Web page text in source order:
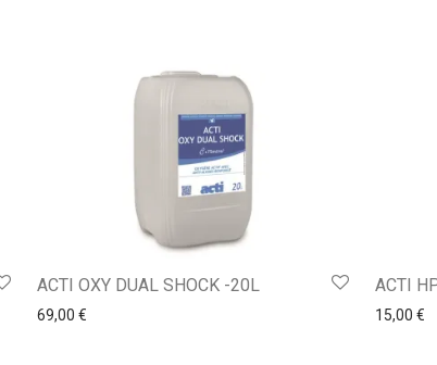
ACTI OXY DUAL SHOCK -20L
69,00 €
ACTI
15,00 €